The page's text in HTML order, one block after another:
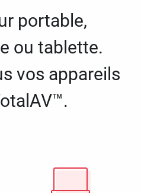
portable,
ou tablette.
vos appareils